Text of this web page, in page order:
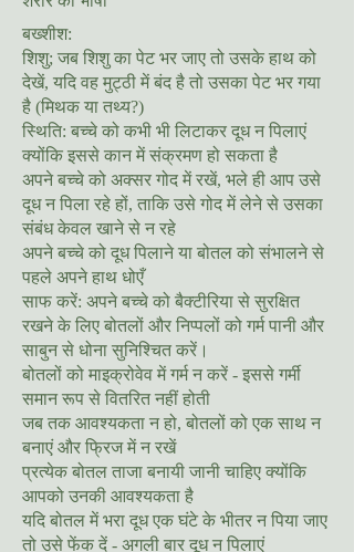
बख्शीश:
शिशु; जब शिशु का पेट भर जाए तो उसके हाथ को
देखें, यदि वह मुट्ठी में बंद है तो उसका पेट भर गया
है (मिथक या तथ्य?)
स्थिति: बच्चे को कभी भी लिटाकर दूध न पिलाएं
क्योंकि इससे कान में संक्रमण हो सकता है
अपने बच्चे को अक्सर गोद में रखें, भले ही आप उसे
दूध न पिला रहे हों, ताकि उसे गोद में लेने से उसका
संबंध केवल खाने से न रहे
अपने बच्चे को दूध पिलाने या बोतल को संभालने से
पहले अपने हाथ धोएँ
साफ करें: अपने बच्चे को बैक्टीरिया से सुरक्षित
रखने के लिए बोतलों और निप्पलों को गर्म पानी और
साबुन से धोना सुनिश्चित करें।
बोतलों को माइक्रोवेव में गर्म न करें - इससे गर्मी
समान रूप से वितरित नहीं होती
जब तक आवश्यकता न हो, बोतलों को एक साथ न
बनाएं और फ्रिज में न रखें
प्रत्येक बोतल ताजा बनायी जानी चाहिए क्योंकि
आपको उनकी आवश्यकता है
यदि बोतल में भरा दूध एक घंटे के भीतर न पिया जाए
तो उसे फेंक दें - अगली बार दूध न पिलाएं